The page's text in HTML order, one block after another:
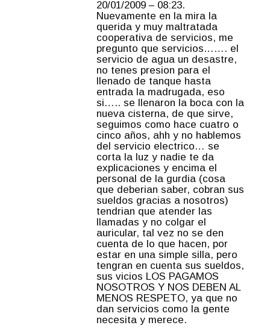
20/01/2009 – 08:23.
Nuevamente en la mira la
querida y muy maltratada
cooperativa de servicios, me
pregunto que servicios……. el
servicio de agua un desastre,
no tenes presion para el
llenado de tanque hasta
entrada la madrugada, eso
si….. se llenaron la boca con la
nueva cisterna, de que sirve,
seguimos como hace cuatro o
cinco años, ahh y no hablemos
del servicio electrico… se
corta la luz y nadie te da
explicaciones y encima el
personal de la gurdia (cosa
que deberian saber, cobran sus
sueldos gracias a nosotros)
tendrian que atender las
llamadas y no colgar el
auricular, tal vez no se den
cuenta de lo que hacen, por
estar en una simple silla, pero
tengran en cuenta sus sueldos,
sus vicios LOS PAGAMOS
NOSOTROS Y NOS DEBEN AL
MENOS RESPETO, ya que no
dan servicios como la gente
necesita y merece.